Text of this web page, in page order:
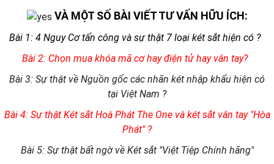
VÀ MỘT SỐ BÀI VIẾT TƯ VẤN HỮU ÍCH:
Bài 1: 4 Nguy Cơ tấn công và sự thật 7 loại két sắt hiện có ?
Bài 2: Chọn mua khóa mã cơ hay điện tử hay vân tay?
Bài 3: Sự thật về Nguồn gốc các nhãn két nhập khẩu hiện có
tại Việt Nam ?
Bài 4: Sự thật Két sắt Hoà Phát The One và két sắt vân tay "Hòa
Phát" ?
Bài 5: Sự thật bất ngờ về Két sắt "Việt Tiệp Chính hãng"